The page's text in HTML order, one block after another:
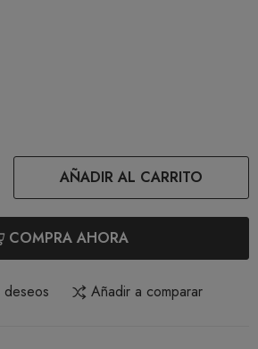
AÑADIR AL CARRITO
COMPRA AHORA
Añadir a comparar